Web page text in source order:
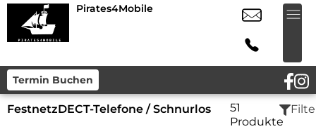
Pirates4Mobile
Termin Buchen
FestnetzDECT-Telefone / Schnurlos
51
Produkte